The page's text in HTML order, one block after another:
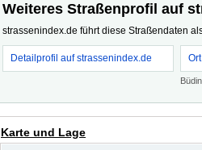
Weiteres Straßenprofil auf
strassenindex.de führt diese Straßendaten
Detailprofil auf strassenindex.de
Karte und Lage